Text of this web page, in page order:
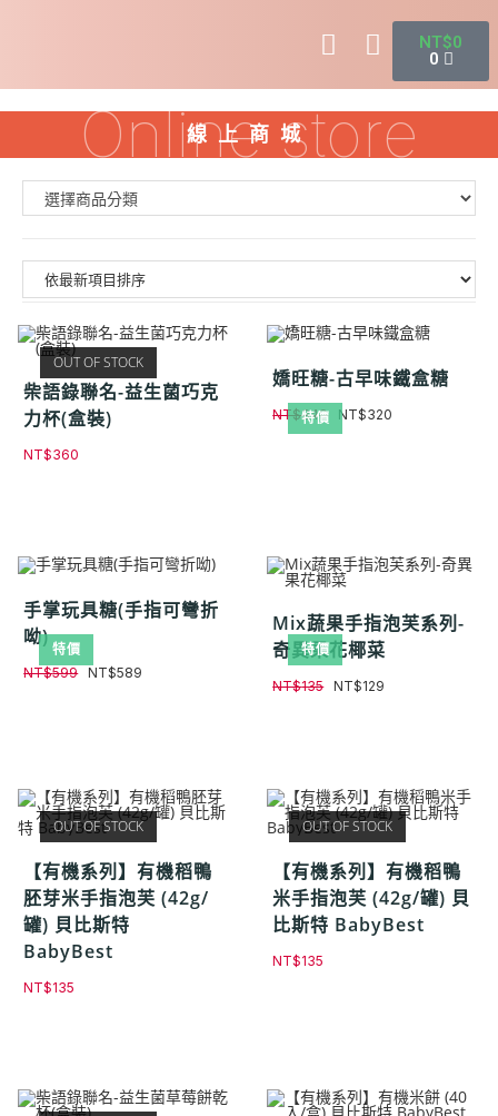
NT$0
0
線上商城
Online store
OUT OF STOCK
柴語錄聯名-益生菌巧克
力杯(盒裝)
NT$360
特價
嬌旺糖-古早味鐵盒糖
NT$349 NT$320
特價
手掌玩具糖(手指可彎折
呦)
NT$599 NT$589
特價
Mix蔬果手指泡芙系列-
奇異果花椰菜
NT$135 NT$129
OUT OF STOCK
【有機系列】有機稻鴨
胚芽米手指泡芙 (42g/
罐) 貝比斯特
BabyBest
NT$135
OUT OF STOCK
【有機系列】有機稻鴨
米手指泡芙 (42g/罐) 貝
比斯特 BabyBest
NT$135